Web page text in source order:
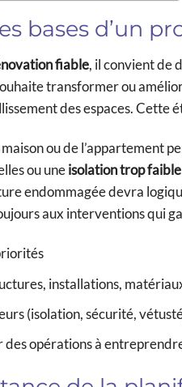
bases d’un
fiable, il convient de
transformer ou
des espaces.
maison ou de
ou uneisolation trop faible
endommagée devra
aux interventions qui
installations,
(isolation, sécurité,
des opérations à